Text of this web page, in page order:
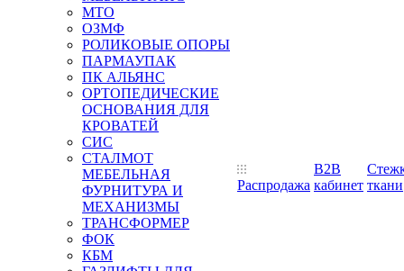
MTO
ОЗМФ
РОЛИКОВЫЕ ОПОРЫ
ПАРМАУПАК
ПК АЛЬЯНС
ОРТОПЕДИЧЕСКИЕ
ОСНОВАНИЯ ДЛЯ
КРОВАТЕЙ
СИС
СТАЛМОТ
МЕБЕЛЬНАЯ
ФУРНИТУРА И
МЕХАНИЗМЫ
ТРАНСФОРМЕР
ФОК
КБМ
Распродажа
B2B
кабинет ткани